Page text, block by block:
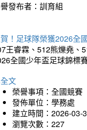
發布者：訓育組
！足球隊榮獲2026全
王睿霖、512熊爍堯、
全國少年盃足球錦標
文
榮譽事項：全國競賽
發佈單位：學務處
建立時間：2026-03-
瀏覽次數：227